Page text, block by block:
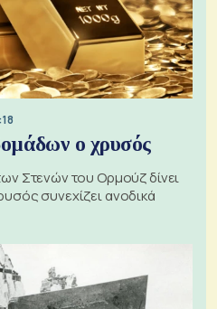
ο χρυσός
Στενών του Ορμούζ δίνει
συνεχίζει ανοδικά